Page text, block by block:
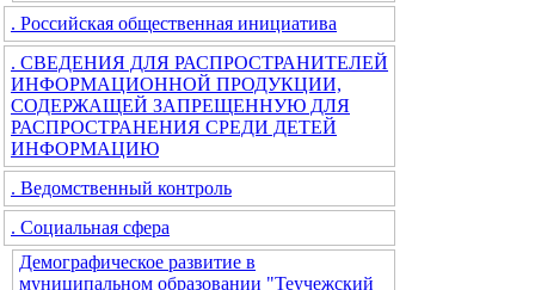
. Российская общественная инициатива
. СВЕДЕНИЯ ДЛЯ РАСПРОСТРАНИТЕЛЕЙ
ИНФОРМАЦИОННОЙ ПРОДУКЦИИ,
СОДЕРЖАЩЕЙ ЗАПРЕЩЕННУЮ ДЛЯ
РАСПРОСТРАНЕНИЯ СРЕДИ ДЕТЕЙ
ИНФОРМАЦИЮ
. Ведомственный контроль
. Социальная сфера
Демографическое развитие в
муниципальном образовании "Теучежский